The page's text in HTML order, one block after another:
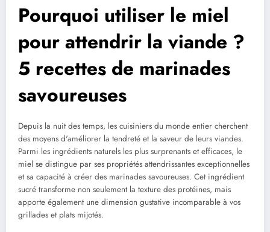
Pourquoi utiliser le miel
pour attendrir la viande ?
5 recettes de marinades
savoureuses
Depuis la nuit des temps, les cuisiniers du monde entier cherchent
des moyens d'améliorer la tendreté et la saveur de leurs viandes.
Parmi les ingrédients naturels les plus surprenants et efficaces, le
miel se distingue par ses propriétés attendrissantes exceptionnelles
et sa capacité à créer des marinades savoureuses. Cet ingrédient
sucré transforme non seulement la texture des protéines, mais
apporte également une dimension gustative incomparable à vos
grillades et plats mijotés.